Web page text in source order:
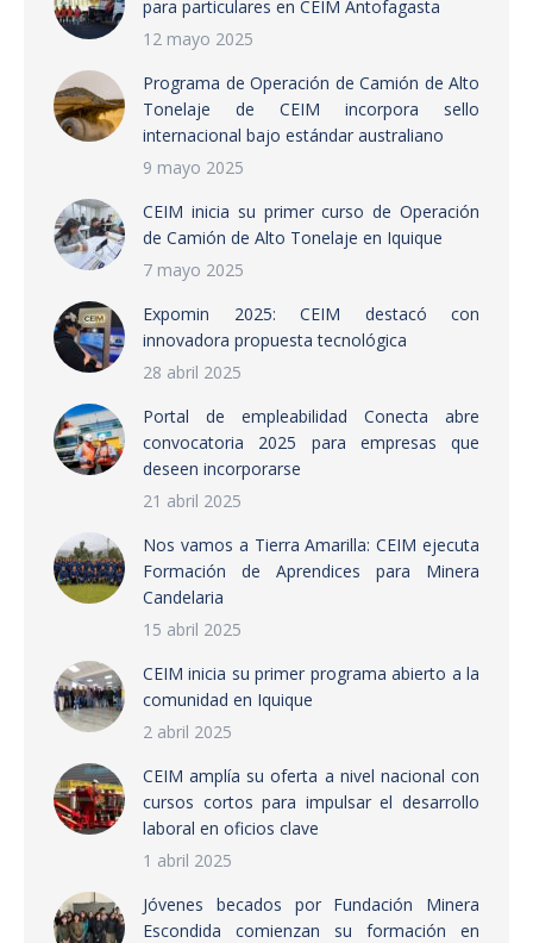
para particulares en CEIM Antofagasta
12 mayo 2025
Programa de Operación de Camión de Alto
Tonelaje de CEIM incorpora sello
internacional bajo estándar australiano
9 mayo 2025
CEIM inicia su primer curso de Operación
de Camión de Alto Tonelaje en Iquique
7 mayo 2025
Expomin 2025: CEIM destacó con
innovadora propuesta tecnológica
28 abril 2025
Portal de empleabilidad Conecta abre
convocatoria 2025 para empresas que
deseen incorporarse
21 abril 2025
Nos vamos a Tierra Amarilla: CEIM ejecuta
Formación de Aprendices para Minera
Candelaria
15 abril 2025
CEIM inicia su primer programa abierto a la
comunidad en Iquique
2 abril 2025
CEIM amplía su oferta a nivel nacional con
cursos cortos para impulsar el desarrollo
laboral en oficios clave
1 abril 2025
Jóvenes becados por Fundación Minera
Escondida comienzan su formación en